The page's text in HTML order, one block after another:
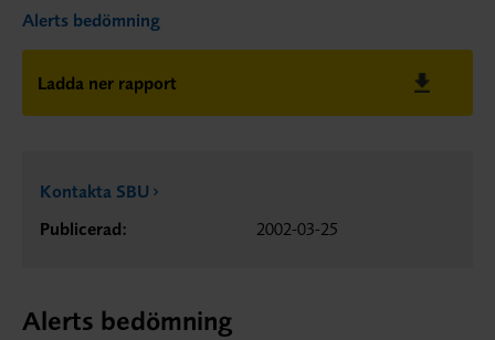
Alerts bedömning
Ladda ner rapport
Kontakta SBU
Publicerad:
2002-03-25
Alerts bedömning